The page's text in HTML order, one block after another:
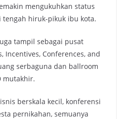
mengukuhkan status
tengah hiruk-pikuk ibu kota.
tampil sebagai pusat
Incentives, Conferences, and
serbaguna dan ballroom
mutakhir.
berskala kecil, konferensi
pernikahan, semuanya